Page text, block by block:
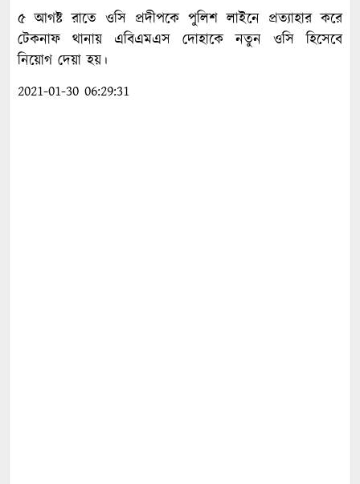
৫ আগষ্ট রাতে ওসি প্রদীপকে পুলিশ লাইনে প্রত্যাহার করে
টেকনাফ থানায় এবিএমএস দোহাকে নতুন ওসি হিসেবে
নিয়োগ দেয়া হয়।
2021-01-30 06:29:31